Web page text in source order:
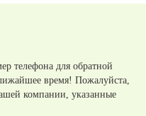
телефона для обратной
время! Пожалуйста,
компании, указанные